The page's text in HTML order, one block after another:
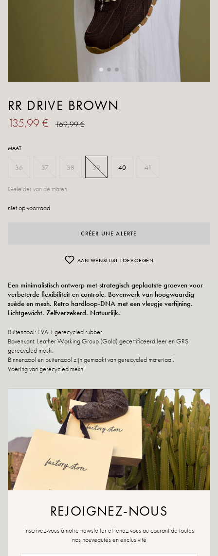
RR DRIVE BROWN
135,99 € 169,99 €
MAAT
36 37 38 39 40 41
Geleider van de maten
niet op voorraad
CRÉER UNE ALERTE
AAN WENSLIJST TOEVOEGEN
Een minimalistisch ontwerp met strategisch geplaatste groeven voor
verbeterde flexibiliteit en controle. Bovenwerk van hoogwaardig
suède en mesh. Retro hardloop-DNA met een vleugje verfijning.
Lichtgewicht. Zelfverzekerd. Natuurlijk.
Buitenzool: EVA + gerecycled rubber
Bovenkant: Leather Working Group (Gold) gecertificeerd leer en GRS
gerecycled mesh.
Binnenzool en buitenzool zijn gemaakt van gerecycled materiaal.
Voering van gerecycled mesh
Retour en uitwisseling snelle levering
DIT VIND JE MISSCHIEN OOK LEUK
REJOIGNEZ-NOUS
Inscrivez-vous à notre newsletter et tenez vous au courant de toutes
nos nouveautés en exclusivité